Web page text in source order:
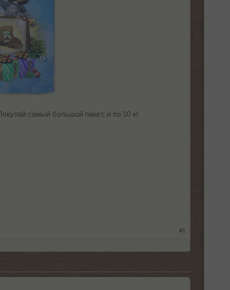
самый большой пакет, и по 10 кг
#1